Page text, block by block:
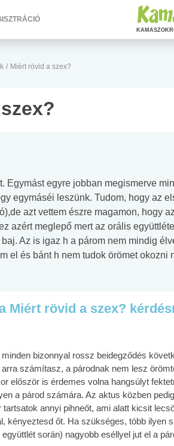
/ Miért rövid a szex?
Egymást egyre jobban megismerve
egymáséi leszünk. Tudom, hogy az
azt vettem észre magamon, hogy
azért meglepő mert az orális
Az is igaz h a párom nem mindig
el és bánt h nem tudok örömet okozni
Miért rövid a szex?
bizonnyal rossz beidegződés
számítasz, a párodnak nem lesz
először is érdemes volna hangsúlyt
a párod számára. Az aktus közben
annyi pihneőt, ami alatt kicsit
kényeztesd őt. Ha szükséges, több ilyen
során) nagyobb eséllyel jut el a